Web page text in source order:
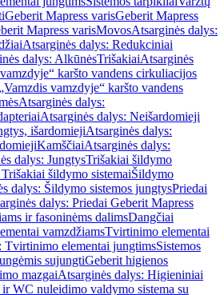
Geberit Mapress varisGeberit Mapress
Mapress varisMovosAtsarginės dalys:
Atsarginės dalys: Redukciniai
dalys: AlkūnėsTrišakiaiAtsarginės
karšto vandens cirkuliacijos
vamzdyje“ karšto vandens
Atsarginės dalys:
Atsarginės dalys: Neišardomieji
išardomiejiAtsarginės dalys:
KamščiaiAtsarginės dalys:
dalys: JungtysTrišakiai šildymo
šildymo sistemaiŠildymo
dalys: Šildymo sistemos jungtysPriedai
dalys: Priedai Geberit Mapress
ir fasoninėms dalimsDangčiai
vamzdžiamsTvirtinimo elementai
Tvirtinimo elementai jungtimsSistemos
sujungtiGeberit higienos
mazgaiAtsarginės dalys: Higieniniai
WC nuleidimo valdymo sistema su